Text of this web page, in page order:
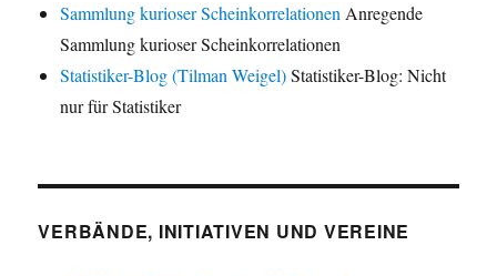
Sammlung kurioser ScheinkorrelationenAnregende
Sammlung kurioser Scheinkorrelationen
Statistiker-Blog (Tilman Weigel)Statistiker-Blog: Nicht
nur für Statistiker
VERBÄNDE, INITIATIVEN UND VEREINE